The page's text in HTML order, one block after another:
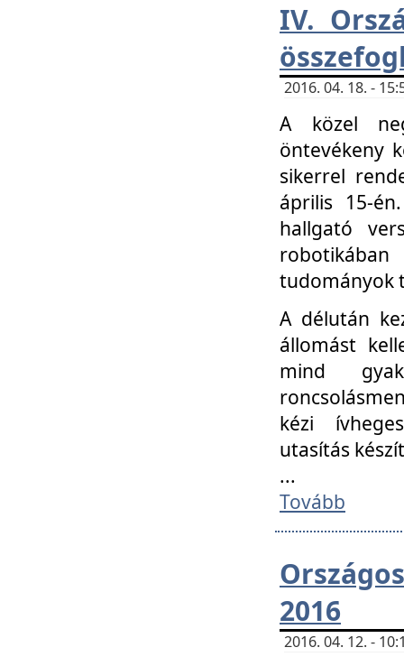
IV.
2016. 04. 18. -
A közel
öntevékeny
sikerrel
április 15-
hallgató
tudományok
A délután
állomást
mind
kézi
utasítás
...
Tovább
2016
2016. 04. 12. -